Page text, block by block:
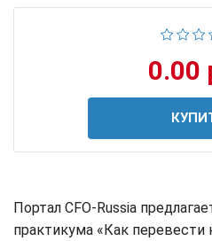
0.00
Портал CFO-Russia
практикума «Как перевести